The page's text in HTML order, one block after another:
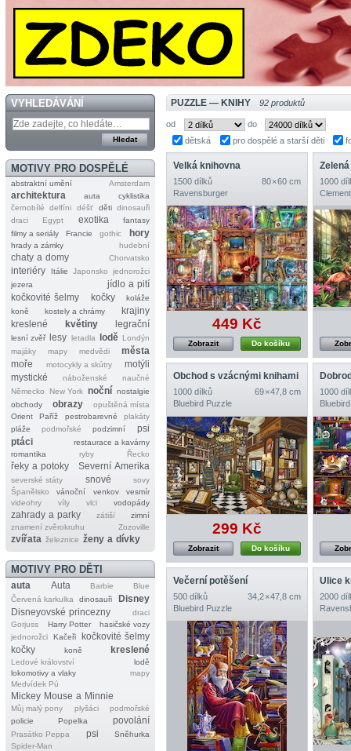
VYHLEDÁVÁNÍ
MOTIVY PRO DOSPĚLÉ
abstraktní umění Amsterdam
architektura auta
cyklistika
černobílé
delfíni déšť děti dinosauři
draci
Egypt exotika
fantasy
filmy a seriály
Francie gothic hory
hrady a zámky hudební
chaty a domy Chorvatsko
interiéry Itálie Japonsko
jednorožci
jezera
jídlo a pití
kočkovité šelmy
kočky
koláže
koně
kostely a chrámy
krajiny
kreslené
květiny legrační
lesní zvěř lesy letadla lodě Londýn
majáky
mapy medvědi
města
moře
motocykly a skútry
motýli
mystické
náboženské
naučné
Německo
New York noční nostalgie
obchody
obrazy
opuštěná místa
Orient
Paříž pestrobarevné
plakáty
pláže
podmořské podzimní
psi
ptáci
restaurace a kavárny
romantika
ryby Řecko
řeky a potoky Severní Amerika
severské státy snové
sovy
Španělsko
vánoční venkov
vesmír
videohry
víly vlci vodopády
zahrady a parky zátiší
zimní
znamení zvěrokruhu
Zozoville
zvířata železnice ženy a dívky
MOTIVY PRO DĚTI
auta Auta Barbie
Blue
Červená karkulka
dinosauři
Disney
Disneyovské princezny
draci
Gorjuss
Harry Potter
hasičské vozy
jednorožci
Kačeři
kočkovité šelmy
kočky
koně kreslené
Ledové království
lodě
lokomotivy a vlaky
mapy
Medvídek Pú
Mickey Mouse a Minnie
Můj malý pony plyšáci
podmořské
policie
Popelka povolání
Prasátko Peppa psi
Sněhurka
Spider‐Man
PUZZLE — KNIHY 92 produktů
od
do
dětská
pro dospělé a starší děti
Velká knihovna
1500 dílků
80 × 60 cm
Ravensburger
449 Kč
Do košíku
Zobrazit
1000
Obchod s vzácnými knihami
1000 dílků
69 × 47,8 cm
Bluebird Puzzle
299 Kč
Do košíku
Zobrazit
1000
Večerní potěšení
500 dílků
34,2 × 47,8 cm
Bluebird Puzzle
Ulice
2000